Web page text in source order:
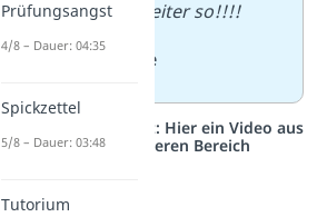
Bitte macht weiter so!!!!
Pauline
Studyflix vernetzt: Hier ein Video aus
einem anderen Bereich
Prüfungsangst
4/8 – Dauer: 04:35
Spickzettel
5/8 – Dauer: 03:48
Tutorium